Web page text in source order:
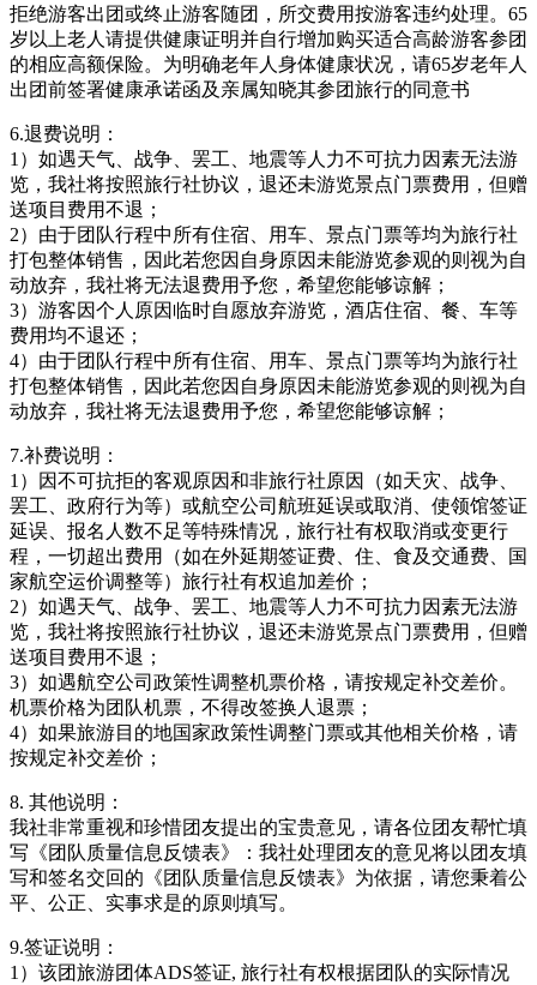
拒绝游客出团或终止游客随团，所交费用按游客违约处理。65
岁以上老人请提供健康证明并自行增加购买适合高龄游客参团
的相应高额保险。为明确老年人身体健康状况，请65岁老年人
出团前签署健康承诺函及亲属知晓其参团旅行的同意书
6.退费说明：
1）如遇天气、战争、罢工、地震等人力不可抗力因素无法游
览，我社将按照旅行社协议，退还未游览景点门票费用，但赠
送项目费用不退；
2）由于团队行程中所有住宿、用车、景点门票等均为旅行社
打包整体销售，因此若您因自身原因未能游览参观的则视为自
动放弃，我社将无法退费用予您，希望您能够谅解；
3）游客因个人原因临时自愿放弃游览，酒店住宿、餐、车等
费用均不退还；
4）由于团队行程中所有住宿、用车、景点门票等均为旅行社
打包整体销售，因此若您因自身原因未能游览参观的则视为自
动放弃，我社将无法退费用予您，希望您能够谅解；
7.补费说明：
1）因不可抗拒的客观原因和非旅行社原因（如天灾、战争、
罢工、政府行为等）或航空公司航班延误或取消、使领馆签证
延误、报名人数不足等特殊情况，旅行社有权取消或变更行
程，一切超出费用（如在外延期签证费、住、食及交通费、国
家航空运价调整等）旅行社有权追加差价；
2）如遇天气、战争、罢工、地震等人力不可抗力因素无法游
览，我社将按照旅行社协议，退还未游览景点门票费用，但赠
送项目费用不退；
3）如遇航空公司政策性调整机票价格，请按规定补交差价。
机票价格为团队机票，不得改签换人退票；
4）如果旅游目的地国家政策性调整门票或其他相关价格，请
按规定补交差价；
8. 其他说明：
我社非常重视和珍惜团友提出的宝贵意见，请各位团友帮忙填
写《团队质量信息反馈表》：我社处理团友的意见将以团友填
写和签名交回的《团队质量信息反馈表》为依据，请您秉着公
平、公正、实事求是的原则填写。
9.签证说明：
1）该团旅游团体ADS签证, 旅行社有权根据团队的实际情况